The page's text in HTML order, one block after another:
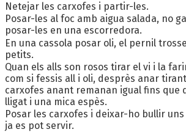
Netejar les carxofes i partir-les.
Posar-les al foc amb aigua salada, no
posar-les en una escorredora.
En una cassola posar oli, el pernil
petits.
Quan els alls son rosos tirar el vi i la
com si fessis all i oli, desprès anar
carxofes anant remanan igual fins que
lligat i una mica espès.
Posar les carxofes i deixar-ho bullir
ja es pot servir.